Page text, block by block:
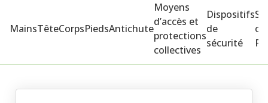
MainsTêteCorpsPiedsAntichute
Moyens
d’accès et
protections
collectives
Dispositifs
de
sécurité